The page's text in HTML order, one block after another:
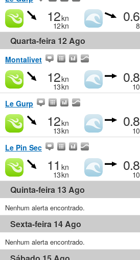
12kn
12kn
0.6
8
Quarta-feira 12 Ago
Montalivet
12kn
13kn
0.8
10
Le Gurp
12kn
13kn
0.8
10
Le Pin Sec
11 kn
13kn
0.8
10
Quinta-feira 13 Ago
Nenhum alerta encontrado.
Sexta-feira 14 Ago
Nenhum alerta encontrado.